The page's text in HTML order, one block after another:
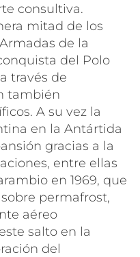
consultiva.
mitad de los
de la
del Polo
través de
también
A su vez la
en la Antártida
gracias a la
entre ellas
en 1969, que
permafrost,
aéreo
salto en la
del